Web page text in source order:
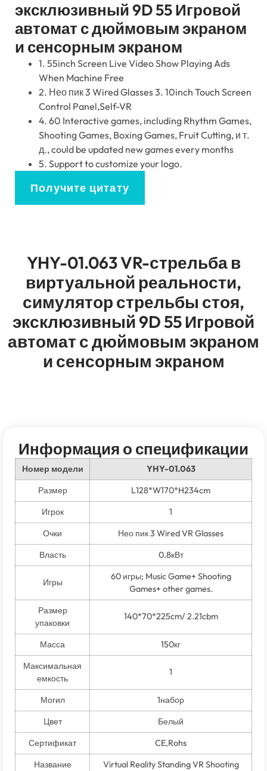
эксклюзивный 9D 55 Игровой
автомат с дюймовым экраном
и сенсорным экраном
1. 55inch Screen Live Video Show Playing Ads
When Machine Free
2. Нео пик 3 Wired Glasses3. 10inch Touch Screen
Control Panel,Self-VR
4. 60 Interactive games, including Rhythm Games,
Shooting Games, Boxing Games, Fruit Cutting, и т.
д.,could be updated new games every months
5. Support to customize your logo.
Получите цитату
YHY-01.063 VR-стрельба в
виртуальной реальности,
симулятор стрельбы стоя,
эксклюзивный 9D 55 Игровой
автомат с дюймовым экраном
и сенсорным экраном
Информация о спецификации
Номер модели
YHY-01.063
Размер
L128*W170*H234cm
Игрок
1
Очки
Нео пик 3 Wired VR Glasses
Власть
0.8кВт
Игры
60 игры; Music Game+ Shooting
Games+ other games.
Размер
упаковки
140*70*225cm/ 2.21cbm
Масса
150кг
Максимальная
емкость
1
Могил
1набор
Цвет
Белый
Сертификат
CE,Rohs
Название
Virtual Reality Standing VR Shooting